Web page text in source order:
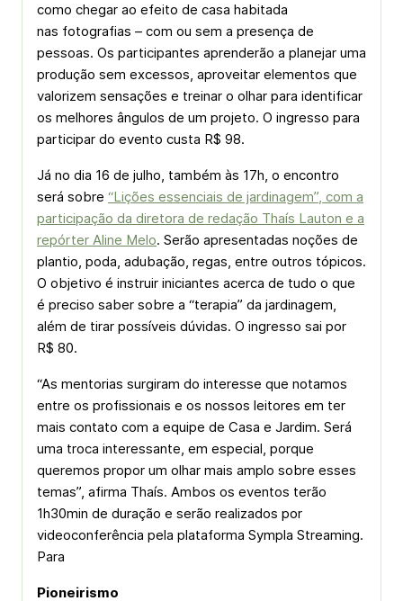
como chegar ao efeito de casa habitada
nas fotografias – com ou sem a presença de
pessoas. Os participantes aprenderão a planejar uma
produção sem excessos, aproveitar elementos que
valorizem sensações e treinar o olhar para identificar
os melhores ângulos de um projeto. O ingresso para
participar do evento custa R$ 98.
Já no dia 16 de julho, também às 17h, o encontro
será sobre “Lições essenciais de jardinagem”, com a
participação da diretora de redação Thaís Lauton e a
repórter Aline Melo. Serão apresentadas noções de
plantio, poda, adubação, regas, entre outros tópicos.
O objetivo é instruir iniciantes acerca de tudo o que
é preciso saber sobre a “terapia” da jardinagem,
além de tirar possíveis dúvidas. O ingresso sai por
R$ 80.
“As mentorias surgiram do interesse que notamos
entre os profissionais e os nossos leitores em ter
mais contato com a equipe de Casa e Jardim. Será
uma troca interessante, em especial, porque
queremos propor um olhar mais amplo sobre esses
temas”, afirma Thaís. Ambos os eventos terão
1h30min de duração e serão realizados por
videoconferência pela plataforma Sympla Streaming.
Para
Pioneirismo